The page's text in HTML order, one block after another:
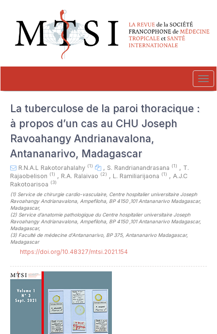
##plugins.themes.novelty.accessible_menu.main_navigation##
##plugins.themes.novelty.accessible_menu.main_content##
##plugins.themes.novelty.accessible_menu.sidebar##
La tuberculose de la paroi thoracique :
à propos d’un cas au CHU Joseph
Ravoahangy Andrianavalona,
Antananarivo, Madagascar
R.N.A.L Rakotorahalahy (1) , S. Randrianandrasana (1) , T.
Rajaobelison (1) , R.A. Ralaivao (2) , L. Ramiliarijaona (1) , A.J.C
Rakotoarisoa (3)
(1) Service de chirurgie cardio-vasculaire, Centre hospitalier universitaire Joseph
Ravoahangy Andrianavalona, Ampefiloha, BP 4150 ,101 Antananarivo Madagascar,
Madagascar,
(2) Service d’anatomie pathologique du Centre hospitalier universitaire Joseph
Ravoahangy Andrianavalona, Ampefiloha, BP 4150 ,101 Antananarivo Madagascar,
Madagascar,
(3) Faculté de médecine d’Antananarivo, BP 375, Antananarivo Madagascar,
Madagascar
https://doi.org/10.48327/mtsi.2021.154